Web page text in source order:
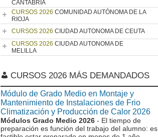
CANTABRIA
CURSOS 2026 COMUNIDAD AUTÓNOMA DE LA
RIOJA
CURSOS 2026 CIUDAD AUTONOMA DE CEUTA
CURSOS 2026 CIUDAD AUTONOMA DE
MELILLA
CURSOS 2026 MÁS DEMANDADOS
Módulo de Grado Medio en Montaje y
Mantenimiento de Instalaciones de Frio
Climatización y Producción de Calor 2026
Módulos Grado Medio 2026 - El tiempo de
preparación es función del trabajo del alumno: es